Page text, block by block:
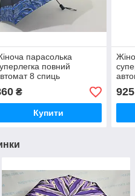
парасолька
повний
8 спиць
₴
Купити
925